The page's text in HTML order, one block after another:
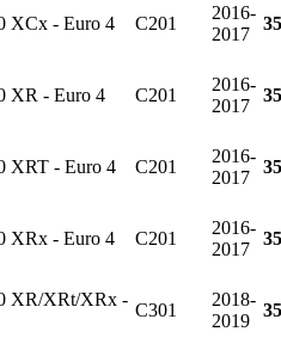
XCx - Euro 4 C201
2016-
2017
35
XR - Euro 4 C201
2016-
2017
35
XRT - Euro 4 C201
2016-
2017
35
XRx - Euro 4 C201
2016-
2017
35
XR/XRt/XRx -
C301
2018-
2019
35